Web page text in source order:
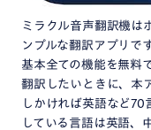
ミラクル音声翻訳機は
ンプルな翻訳アプリで
基本全ての機能を無料
翻訳したいときに、本
しかければ英語など70
している言語は英語、